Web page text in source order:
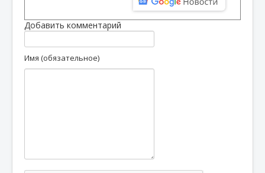
Добавить комментарий
Имя (обязательное)